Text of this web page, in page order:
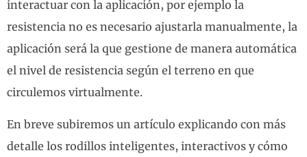
interactuar con la aplicación, por ejemplo la
resistencia no es necesario ajustarla manualmente, la
aplicación será la que gestione de manera automática
el nivel de resistencia según el terreno en que
circulemos virtualmente.
En breve subiremos un artículo explicando con más
detalle los rodillos inteligentes, interactivos y cómo